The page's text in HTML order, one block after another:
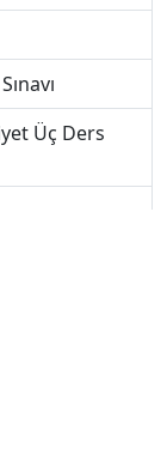
Üç Ders